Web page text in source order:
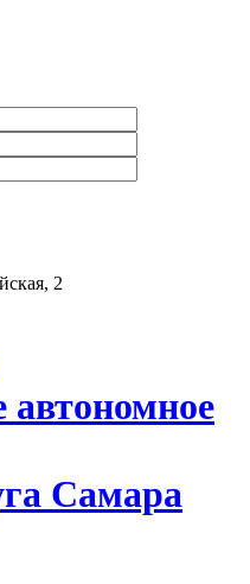
2
Самара